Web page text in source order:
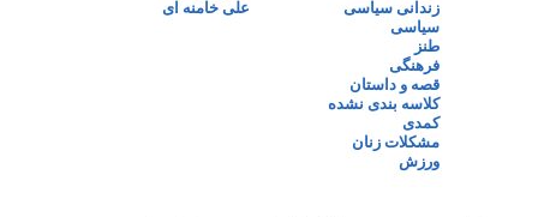
زندانی سیاسی
سیاسی
طنز
فرهنگی
قصه و داستان
کلاسه بندی نشده
کمدی
مشکلات زنان
ورزش
علی خامنه ای